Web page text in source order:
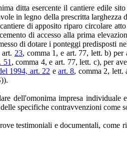
ditta esercente il cantiere edile
in legno della prescritta
di apposito riparo circolare
di accesso alla prima
di dotare i ponteggi predisposti
23, comma 1, e art. 77, lett. b) per
51 , comma 4, e art. 77, lett. c), per
1994, art. 22 eart. 8, comma 2, lett.
dell'omonima impresa
specifiche contravvenzioni come
testimoniali e documentali,